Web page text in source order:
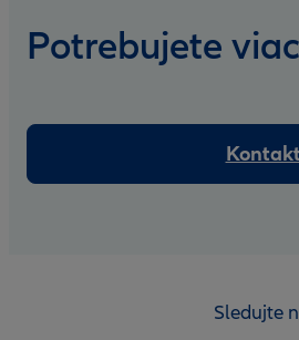
Potrebujete
Sledujte